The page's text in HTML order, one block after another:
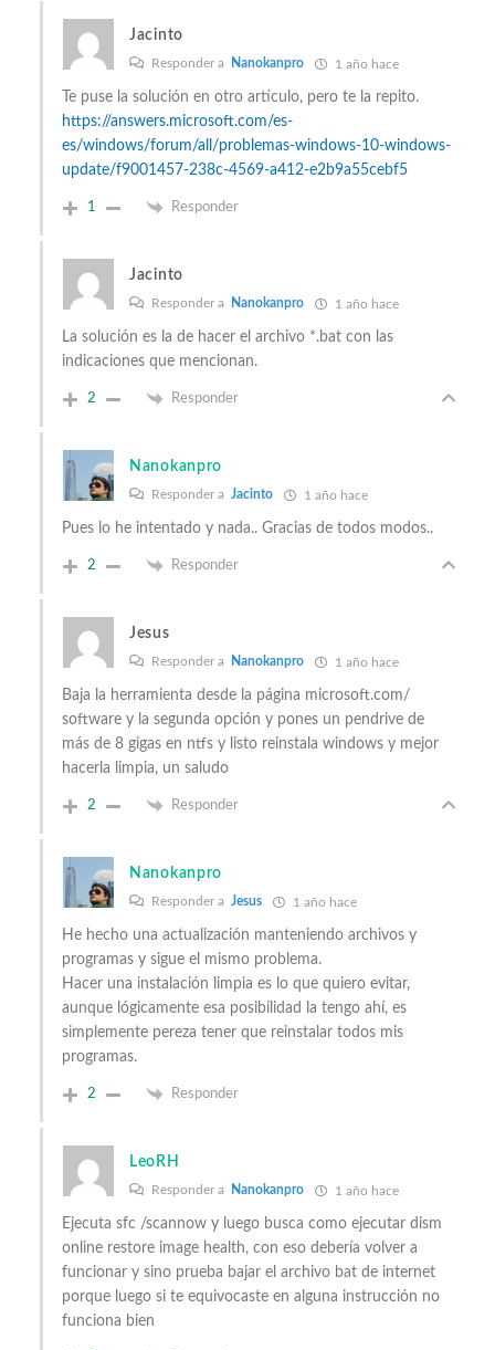
Jacinto
Responder a Nanokanpro 1 año hace
Te puse la solución en otro artículo, pero te la repito.
https://answers.microsoft.com/es-
es/windows/forum/all/problemas-windows-10-windows-
update/f9001457-238c-4569-a412-e2b9a55cebf5
1 Responder
Jacinto
Responder a Nanokanpro 1 año hace
La solución es la de hacer el archivo *.bat con las
indicaciones que mencionan.
2 Responder
Nanokanpro
Responder a Jacinto 1 año hace
Pues lo he intentado y nada.. Gracias de todos modos..
2 Responder
Jesus
Responder a Nanokanpro 1 año hace
Baja la herramienta desde la página microsoft.com/
software y la segunda opción y pones un pendrive de
más de 8 gigas en ntfs y listo reinstala windows y mejor
hacerla limpia, un saludo
2 Responder
Nanokanpro
Responder a Jesus 1 año hace
He hecho una actualización manteniendo archivos y
programas y sigue el mismo problema.
Hacer una instalación limpia es lo que quiero evitar,
aunque lógicamente esa posibilidad la tengo ahí, es
simplemente pereza tener que reinstalar todos mis
programas.
2 Responder
LeoRH
Responder a Nanokanpro 1 año hace
Ejecuta sfc /scannow y luego busca como ejecutar dism
online restore image health, con eso debería volver a
funcionar y sino prueba bajar el archivo bat de internet
porque luego si te equivocaste en alguna instrucción no
funciona bien